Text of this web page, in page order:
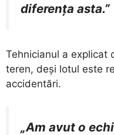
diferența asta.”
Tehnicianul a explicat
teren, deși lotul este
accidentări.
„Am avut o